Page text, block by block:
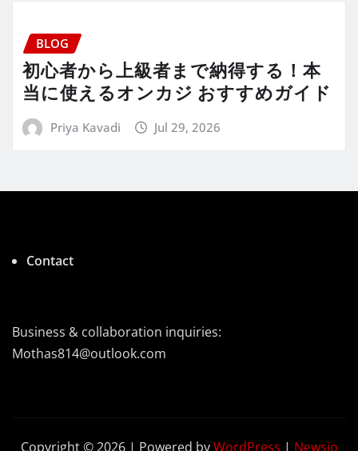
BLOG
初心者から上級者まで納得する！本
当に使えるオンカジ おすすめガイド
Priya Kavadi Jul 29, 2026
Contact
Business & collaboration inquiries:
Mothas814@outlook.com
Copyright © 2026 | Powered byWordPress | Newsio